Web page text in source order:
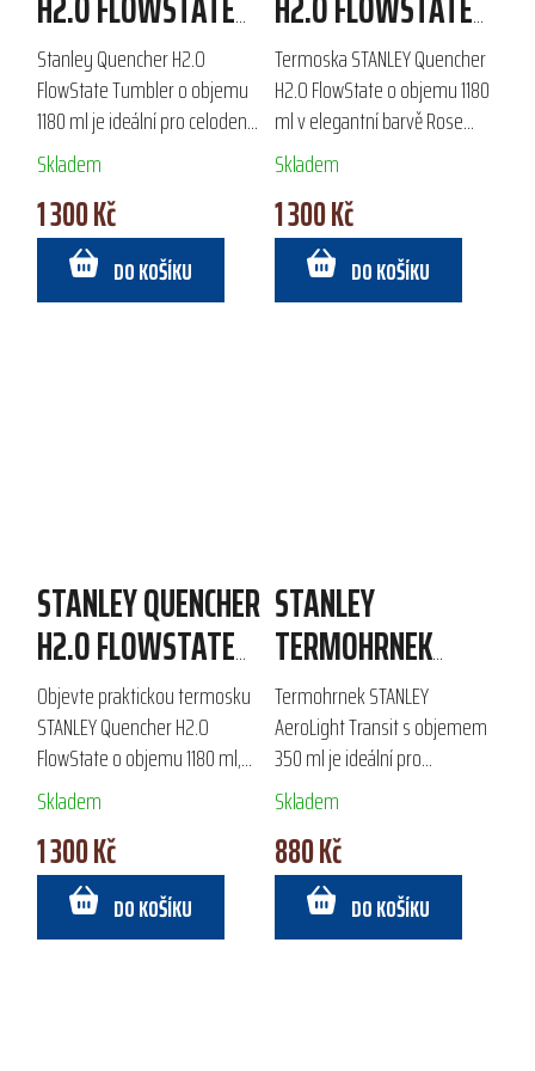
TUMBLER 1180 ML
Stanley Quencher H2.O
FlowState Tumbler o objemu
1180 ml je ideální pro celodenní
hydrataci. Vyroben z
recyklované nerezové oceli s
dvoustěnnou vakuovou izolací
a ergonomickou...
Skladem
1 300 Kč
DO KOŠÍKU
TUMBLER 1180 ML
Termoska STANLEY Quencher
H2.O FlowState o objemu 1180
ml v elegantní barvě Rose
Quartz je ideálním
společníkem pro celodenní
hydrataci. Vyrobena z 18/8
recyklované nerezové...
Skladem
1 300 Kč
DO KOŠÍKU
STANLEY QUENCHER
H2.O FLOWSTATE
TUMBLER 1180
ML/40OZ
Objevte praktickou termosku
STANLEY Quencher H2.O
FlowState o objemu 1180 ml,
ideální pro celodenní
hydrataci. Vyrobená z
recyklované nerezové oceli, s
dvoustěnnou vakuovou...
Skladem
1 300 Kč
DO KOŠÍKU
STANLEY
TERMOHRNEK
AEROLIGHT
TRANSIT 350 ML
Termohrnek STANLEY
AeroLight Transit s objemem
350 ml je ideální pro
každodenní použití i na
cestách. Díky technologii
AeroLight™ je o 33 % lehčí než
běžné termohrnky, zajišťuje...
Skladem
880 Kč
DO KOŠÍKU